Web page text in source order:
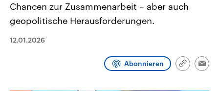
Bundesland von einer Koalition aus
Umfragen, Prognosen,
und Hintergründe zu den Parteien
mit großem Einfluss auf
Sendungen
Chancen zur Zusammenarbeit – aber auch
geopolitische Herausforderungen.
12.01.2026
Abonnieren
Link